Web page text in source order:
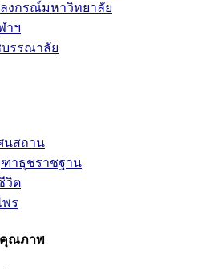
งกรณ์มหาวิทยาลัย
าฯ
รรณาลัย
สถาน
าธุชราชฐาน
วิต
ร
คุณภาพ